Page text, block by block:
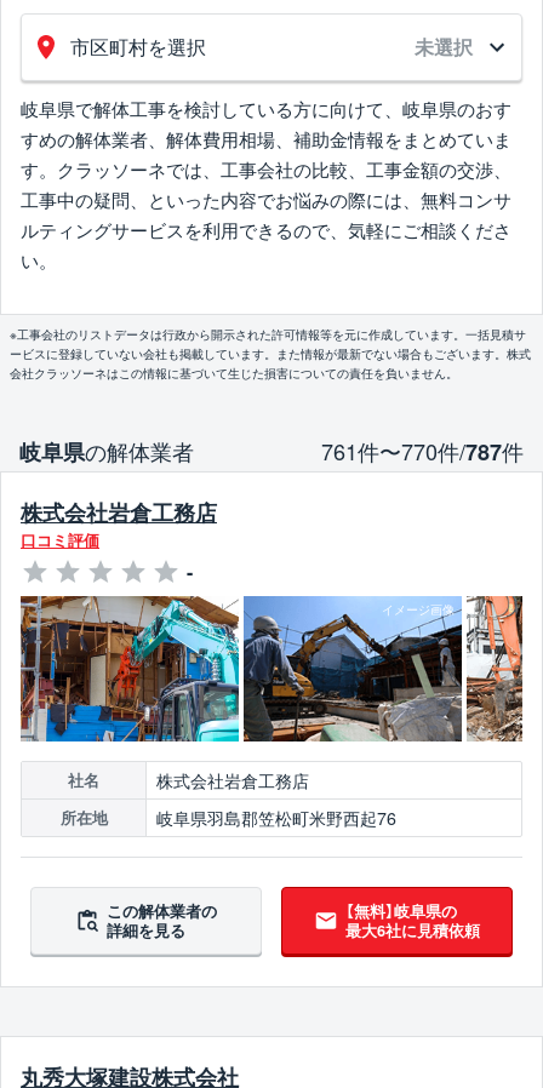
市区町村を選択 未選択
岐阜県で解体工事を検討している方に向けて、岐阜県のおす
すめの解体業者、解体費用相場、補助金情報をまとめていま
す。クラッソーネでは、工事会社の比較、工事金額の交渉、
工事中の疑問、といった内容でお悩みの際には、無料コンサ
ルティングサービスを利用できるので、気軽にご相談くださ
い。
※工事会社のリストデータは行政から開示された許可情報等を元に作成しています。一括見積サ
ービスに登録していない会社も掲載しています。また情報が最新でない場合もございます。株式
会社クラッソーネはこの情報に基づいて生じた損害についての責任を負いません。
岐阜県の解体業者 761件〜770件/787件
株式会社岩倉工務店
口コミ評価
-
社名 株式会社岩倉工務店
所在地 岐阜県羽島郡笠松町米野西起76
この解体業者の
詳細を見る
【無料】岐阜県の
最大6社に見積依頼
丸秀大塚建設株式会社